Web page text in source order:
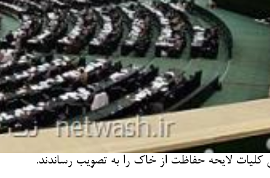
لایحه حفاظت از خاك را به تصویب رساندند.